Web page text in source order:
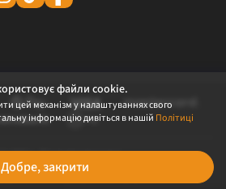
файли cookie.
цей механізм у налаштуваннях свого
інформацію дивіться в нашій Політиці
Добре, закрити
Всі права захищені.